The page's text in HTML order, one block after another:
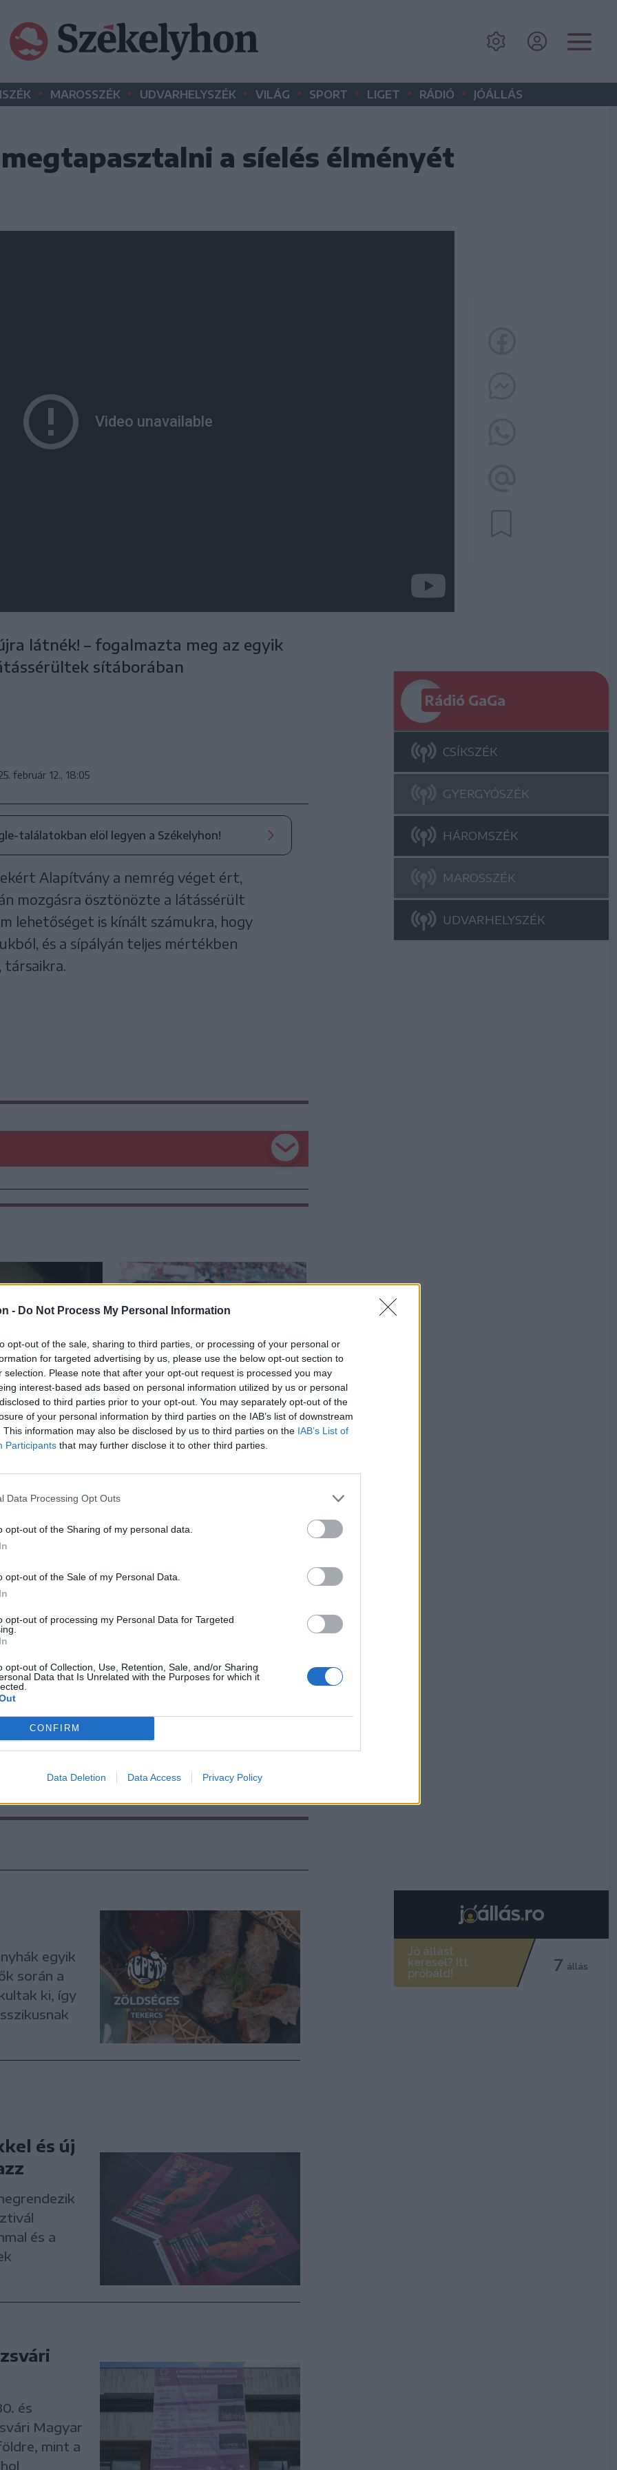
- Do Not Process My Personal Information
opt-out of the sale, sharing to third parties, or processing of your personal or
for targeted advertising by us, please use the below opt-out section to
selection. Please note that after your opt-out request is processed you may
interest-based ads based on personal information utilized by us or personal
to third parties prior to your opt-out. You may separately opt-out of the
of your personal information by third parties on the IAB’s list of downstream
This information may also be disclosed by us to third parties on the IAB’s List of
Participants that may further disclose it to other third parties.
Data Processing Opt Outs
opt-out of the Sharing of my personal data.
opt-out of the Sale of my Personal Data.
opt-out of processing my Personal Data for Targeted
opt-out of Collection, Use, Retention, Sale, and/or Sharing
Data that Is Unrelated with the Purposes for which it
CONFIRM
Data Deletion Data Access Privacy Policy
• MAROSSZÉK • UDVARHELYSZÉK • VILÁG • SPORT • LIGET • RÁDIÓ • JÓÁLLÁS
a síelés élményét
látnék! – fogalmazta meg az egyik
sítáborában
február 12., 18:05
találatokban elöl legyen a Székelyhon!
Alapítvány a nemrég véget ért,
mozgásra ösztönözte a látássérült
lehetőséget is kínált számukra, hogy
és a sípályán teljes mértékben
társaikra.
Rádió GaGa
CSÍKSZÉK
GYERGYÓSZÉK
HÁROMSZÉK
MAROSSZÉK
UDVARHELYSZÉK
nélkül,
háznak
Székely Sport
Szembementek a
trenddel: a Sepsi OSK
kilóg a sorból a
Nőileg
s menjünk!
egyik
során a
ki, így
és új
és a
és
Magyar
mint a